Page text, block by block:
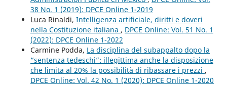
38 No. 1 (2019): DPCE Online 1-2019
Luca Rinaldi, Intelligenza artificiale, diritti e doveri
nella Costituzione italiana , DPCE Online: Vol. 51 No. 1
(2022): DPCE Online 1-2022
Carmine Podda, La disciplina del subappalto dopo la
“sentenza tedeschi”: illegittima anche la disposizione
che limita al 20% la possibilità di ribassare i prezzi ,
DPCE Online: Vol. 42 No. 1 (2020): DPCE Online 1-2020